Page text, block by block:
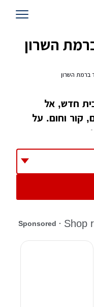
השרון
ברמת השרון
חדש, אל
קור וחום. על
הפתרון בשבילכם.
המושלם אליכם
פנימה בימי חורף
שגר בבית ישן
רוצה להשכיח